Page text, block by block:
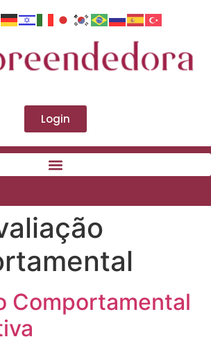
Login
Comportamental